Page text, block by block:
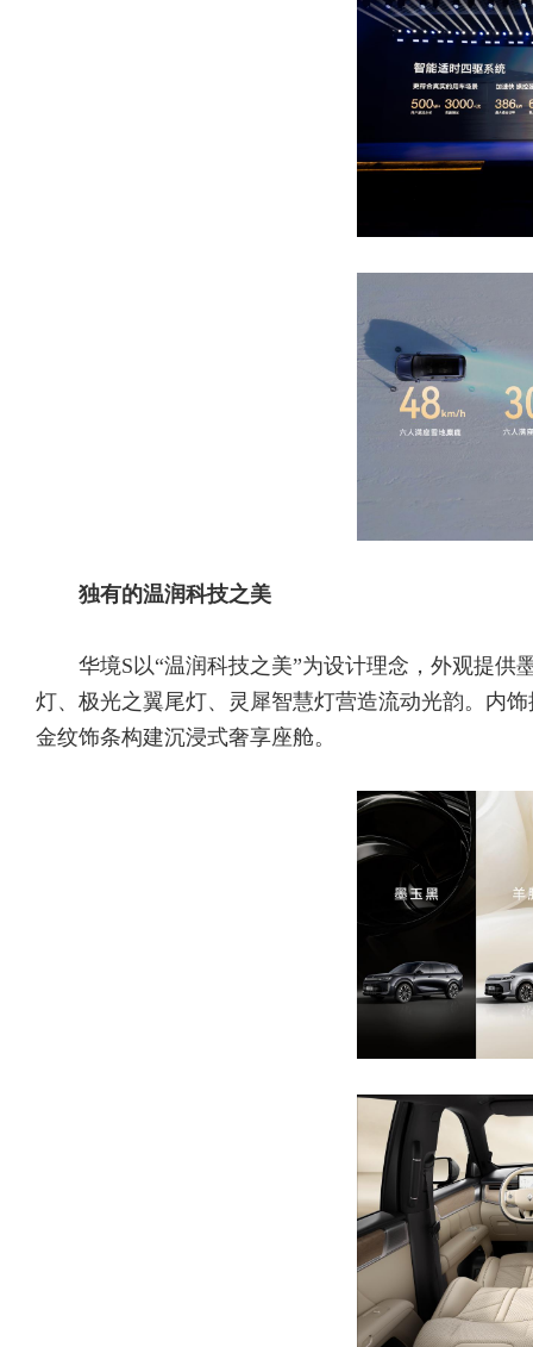
独有的温润科技之美
华境S以“温润科技之美”为设计理念，外观提
灯、极光之翼尾灯、灵犀智慧灯营造流动光韵。内
金纹饰条构建沉浸式奢享座舱。